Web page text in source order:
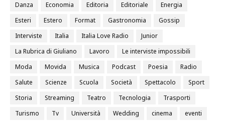
Danza
Economia Editoria Editoriale
Energia
Esteri
Estero Format Gastronomia
Gossip
Interviste
Italia Italia Love Radio
Junior
La Rubrica di Giuliano
Lavoro
Le interviste impossibili
Moda
Movida Musica Podcast Poesia
Radio
Salute
Scienze Scuola Società Spettacolo
Sport
Storia
Streaming Teatro Tecnologia
Trasporti
Turismo
Tv Università Wedding cinema
eventi